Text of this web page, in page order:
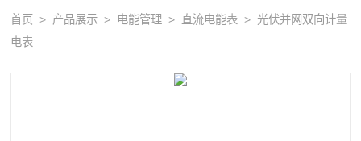
首页 > 产品展示 > 电能管理 > 直流电能表 > 光伏并网双向计量
电表